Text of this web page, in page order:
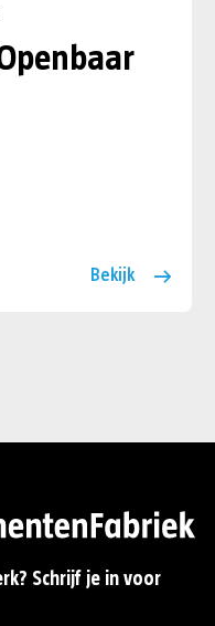
Bekijk
Schrijf je in voor